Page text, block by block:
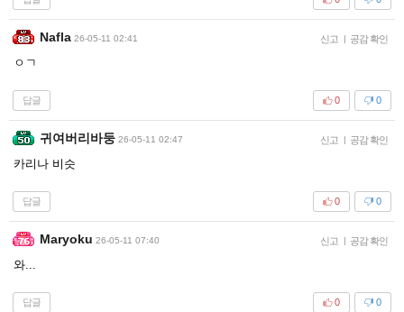
Nafla 26-05-11 02:41 신고 | 공감 확인
ㅇㄱ
답글 0
0
귀여버리바둥 26-05-11 02:47 신고 | 공감 확인
카리나 비슷
답글 0
0
Maryoku 26-05-11 07:40 신고 | 공감 확인
와...
답글 0
0